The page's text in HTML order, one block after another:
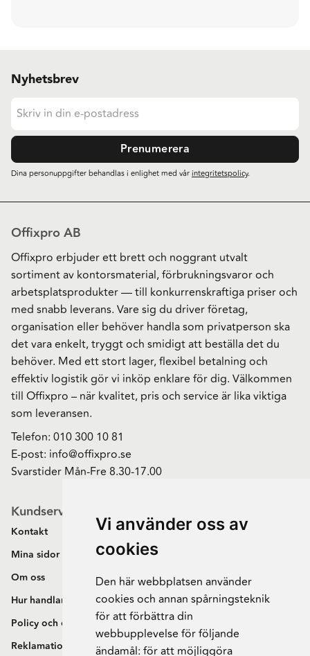
Vi använder oss av
cookies
Den här webbplatsen använder
cookies och annan spårningsteknik
för att förbättra din
webbupplevelse för följande
ändamål: för att möjliggöra
Nyhetsbrev
Prenumerera
Dina personuppgifter behandlas i enlighet med vårintegritetspolicy.
Offixpro AB
Offixpro erbjuder ett brett och noggrant utvalt
sortiment av kontorsmaterial, förbrukningsvaror och
arbetsplatsprodukter — till konkurrenskraftiga priser och
med snabb leverans. Vare sig du driver företag,
organisation eller behöver handla som privatperson ska
det vara enkelt, tryggt och smidigt att beställa det du
behöver. Med ett stort lager, flexibel betalning och
effektiv logistik gör vi inköp enklare för dig. Välkommen
till Offixpro – när kvalitet, pris och service är lika viktiga
som leveransen.
Telefon: 010 300 10 81
E-post: info@offixpro.se
Svarstider Mån-Fre 8.30-17.00
Kundservice
Kontakt
Mina sidor
Om oss
Hur handlar jag?
Policy och cookies
Reklamation och retur